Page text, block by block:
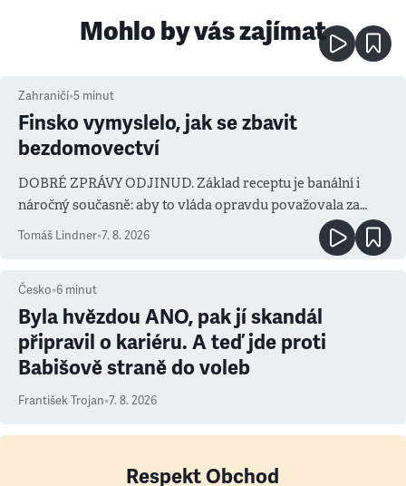
Mohlo by vás zajímat
Zahraničí•5 minut
Finsko vymyslelo, jak se zbavit
bezdomovectví
DOBRÉ ZPRÁVY ODJINUD. Základ receptu je banální i
náročný současně: aby to vláda opravdu považovala za
prioritu
Tomáš Lindner•7. 8. 2026
Česko•6 minut
Byla hvězdou ANO, pak jí skandál
připravil o kariéru. A teď jde proti
Babišově straně do voleb
František Trojan•7. 8. 2026
Respekt Obchod